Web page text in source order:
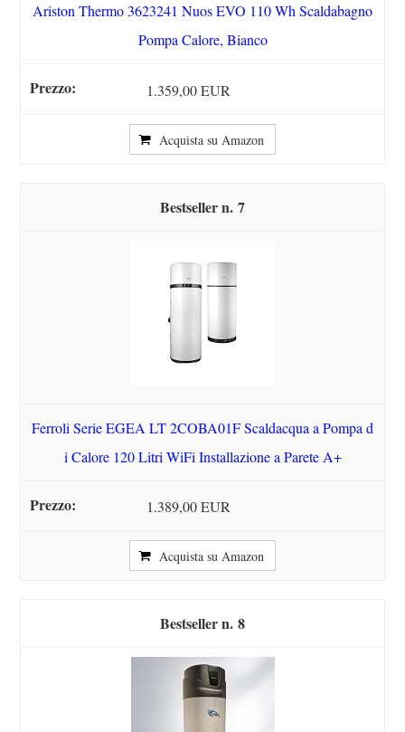
Ariston Thermo 3623241 Nuos EVO 110 Wh Scaldabagno
Pompa Calore, Bianco
1.359,00 EUR
Acquista su Amazon
7
Ferroli Serie EGEA LT 2COBA01F Scaldacqua a Pompa d
i Calore 120 Litri WiFi Installazione a Parete A+
1.389,00 EUR
Acquista su Amazon
8